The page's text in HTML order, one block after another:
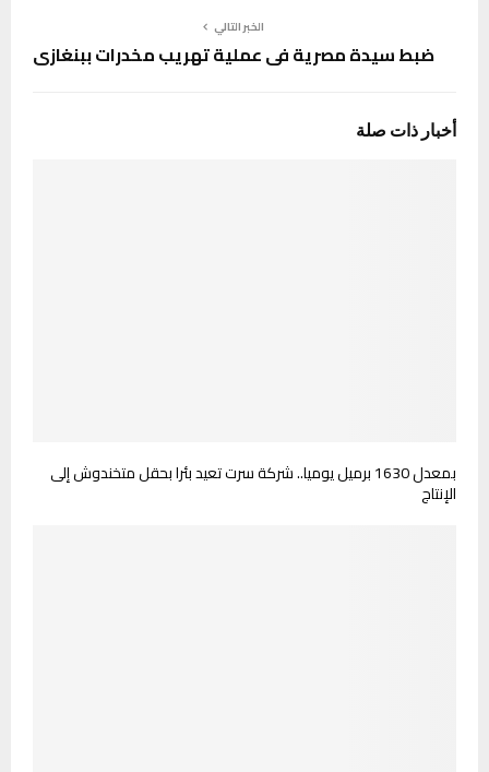
الخبر التالي
ضبط سيدة مصرية في عملية تهريب مخدرات ببنغازي
أخبار ذات صلة
بمعدل 1630 برميل يوميا.. شركة سرت تعيد بئرا بحقل متخندوش إلى
الإنتاج